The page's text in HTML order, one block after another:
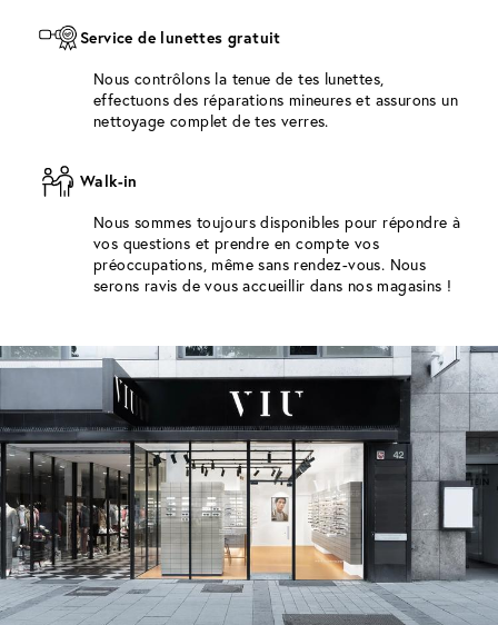
Service de lunettes gratuit
Nous contrôlons la tenue de tes lunettes,
effectuons des réparations mineures et assurons un
nettoyage complet de tes verres.
Walk-in
Nous sommes toujours disponibles pour répondre à
vos questions et prendre en compte vos
préoccupations, même sans rendez-vous. Nous
serons ravis de vous accueillir dans nos magasins !